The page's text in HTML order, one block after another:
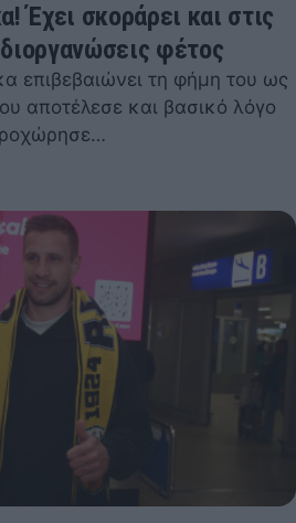
Έχει σκοράρει και στις
φέτος
επιβεβαιώνει τη φήμη του ως
αποτέλεσε και βασικό λόγο